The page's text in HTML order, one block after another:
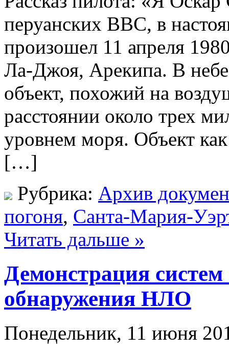
перуанских ВВС, в
произошел 11 апреля
Ла-Джоя, Арекипа. В
объект, похожий на
расстоянии около трех
уровнем моря. Объект
[…]
Рубрика: Архив
погоня, Санта-Мария-
Читать дальше »
Демонстрация систем
обнаружения НЛО
Понедельник, 11 июня